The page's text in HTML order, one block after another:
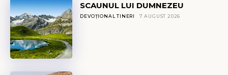
SCAUNUL LUI DUMNEZEU
DEVOȚIONAL TINERI 7 AUGUST 2026